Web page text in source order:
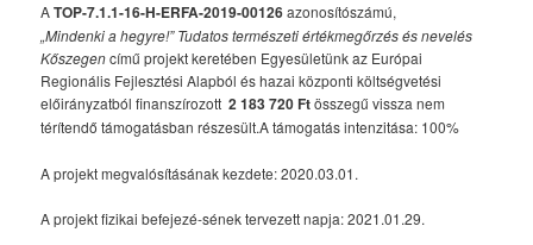
ATOP-7.1.1-16-H-ERFA-2019-00126azonosítószámú,
„Mindenki a hegyre!” Tudatos természeti értékmegőrzés és nevelés
Kőszegencímű projekt keretében Egyesületünk az Európai
Regionális Fejlesztési Alapból és hazai központi költségvetési
előirányzatból finanszírozott2 183 720 Ftösszegű vissza nem
térítendő támogatásban részesült.A támogatás intenzitása: 100%
A projekt megvalósításának kezdete: 2020.03.01.
A projekt fizikai befejezé-sének tervezett napja: 2021.01.29.